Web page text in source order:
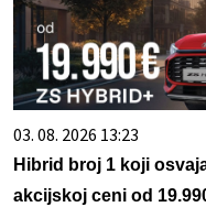
03. 08. 2026 13:23
Hibrid broj 1 koji
akcijskoj ceni od